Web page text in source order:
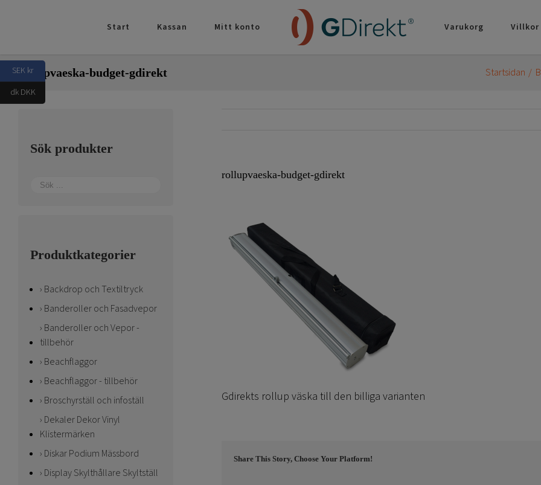
Start Kassan Mitt konto Varukorg Villkor
rollupvaeska-budget-gdirekt Startsidan
rollupvaeska-budget-gdirekt
Gdirekts rollup väska till den billiga varianten
Share This Story, Choose Your Platform!
Sök produkter
Produktkategorier
Backdrop och Textiltryck
Banderoller och Fasadvepor
Banderoller och Vepor -
tillbehör
Beachflaggor
Beachflaggor - tillbehör
Broschyrställ och infoställ
Dekaler Dekor Vinyl
Klistermärken
Diskar Podium Mässbord
Display Skylthållare Skyltställ
SEK kr
dk DKK